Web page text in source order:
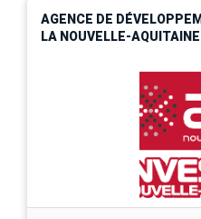
AGENCE DE
LA NOUVELLE-